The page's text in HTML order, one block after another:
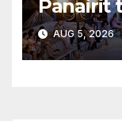
Panairit
AUG 5, 2026